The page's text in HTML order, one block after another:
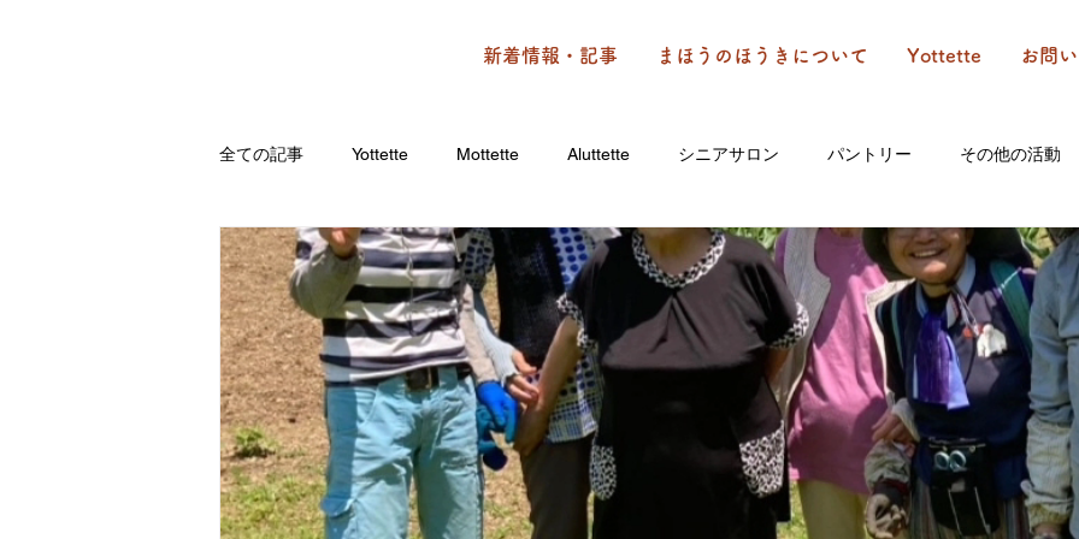
新着情報・記事 まほうのほうきについて Yottette お問
全ての記事 Yottette Mottette Aluttette シニアサロン パントリー その他の活動